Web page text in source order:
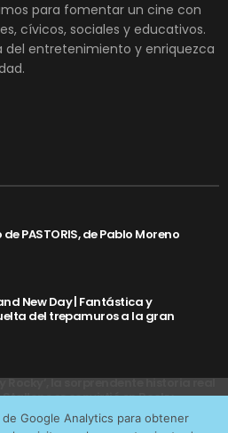
para fomentar un cine con
cívicos, sociales y educativos.
del entretenimiento y enriquezca
PASTORIS, de Pablo Moreno
New Day | Fantástica y
del trepamuros a la gran
Rocky’, la sorprendente historia real
se convirtió en Rocky
Google Analytics para obtener
y conocer los servicios que